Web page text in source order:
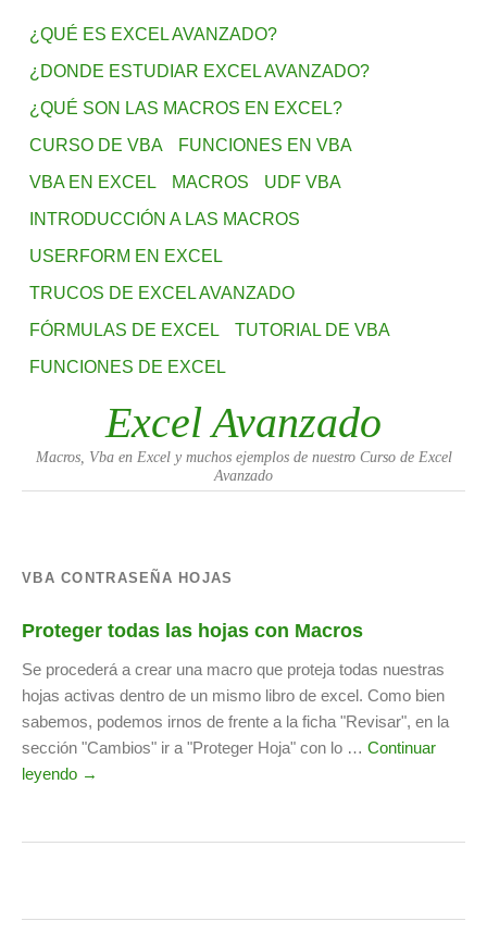
¿QUÉ ES EXCEL AVANZADO?
¿DONDE ESTUDIAR EXCEL AVANZADO?
¿QUÉ SON LAS MACROS EN EXCEL?
CURSO DE VBA
FUNCIONES EN VBA
VBA EN EXCEL
MACROS
UDF VBA
INTRODUCCIÓN A LAS MACROS
USERFORM EN EXCEL
TRUCOS DE EXCEL AVANZADO
FÓRMULAS DE EXCEL
TUTORIAL DE VBA
FUNCIONES DE EXCEL
Excel Avanzado
Macros, Vba en Excel y muchos ejemplos de nuestro Curso de Excel
Avanzado
VBA CONTRASEÑA HOJAS
Proteger todas las hojas con Macros
Se procederá a crear una macro que proteja todas nuestras
hojas activas dentro de un mismo libro de excel. Como bien
sabemos, podemos irnos de frente a la ficha "Revisar", en la
sección "Cambios" ir a "Proteger Hoja" con lo … Continuar
leyendo →